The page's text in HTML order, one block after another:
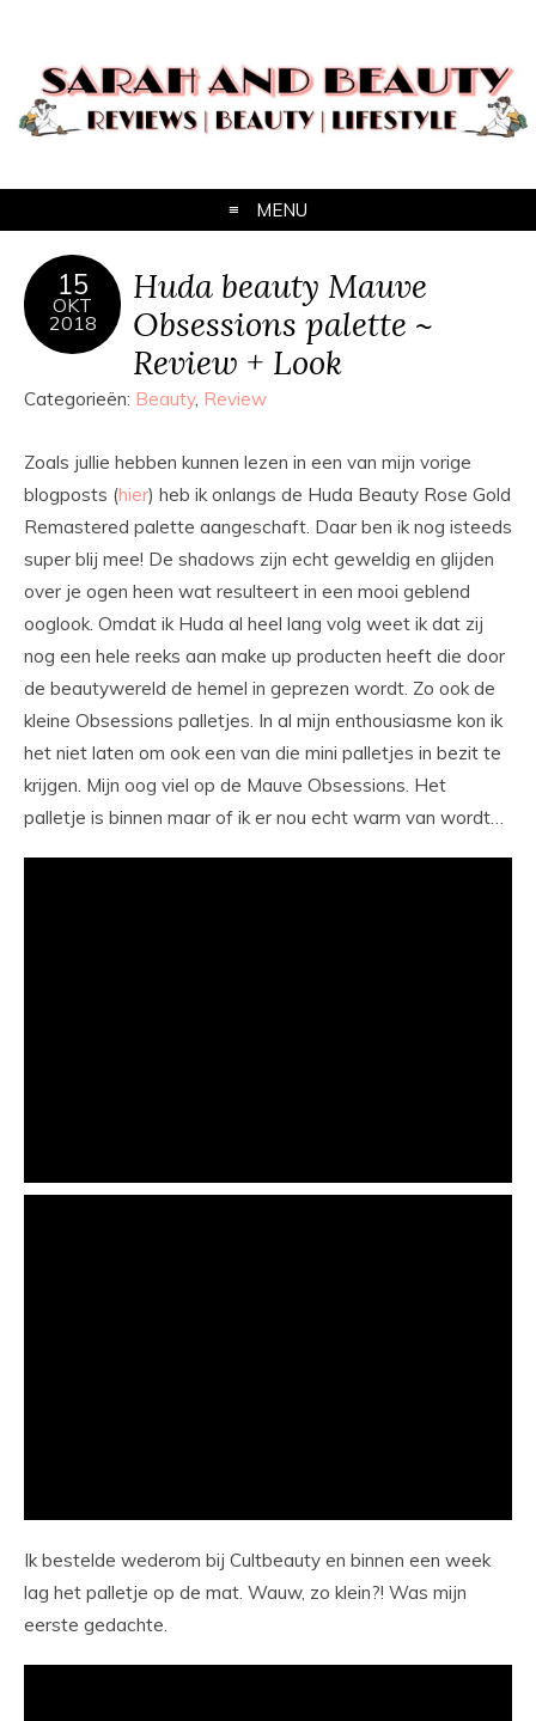
MENU
15
OKT
2018
Huda beauty Mauve
Obsessions palette ~
Review + Look
Categorieën: Beauty, Review
Zoals jullie hebben kunnen lezen in een van mijn vorige
blogposts (hier) heb ik onlangs de Huda Beauty Rose Gold
Remastered palette aangeschaft. Daar ben ik nog isteeds
super blij mee! De shadows zijn echt geweldig en glijden
over je ogen heen wat resulteert in een mooi geblend
ooglook. Omdat ik Huda al heel lang volg weet ik dat zij
nog een hele reeks aan make up producten heeft die door
de beautywereld de hemel in geprezen wordt. Zo ook de
kleine Obsessions palletjes. In al mijn enthousiasme kon ik
het niet laten om ook een van die mini palletjes in bezit te
krijgen. Mijn oog viel op de Mauve Obsessions. Het
palletje is binnen maar of ik er nou echt warm van wordt…
Ik bestelde wederom bij Cultbeauty en binnen een week
lag het palletje op de mat. Wauw, zo klein?! Was mijn
eerste gedachte.